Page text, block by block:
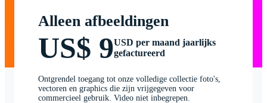
Alleen afbeeldingen
US$ 9USD per maand jaarlijks
gefactureerd
Ontgrendel toegang tot onze volledige collectie foto's,
vectoren en graphics die zijn vrijgegeven voor
commercieel gebruik. Video niet inbegrepen.